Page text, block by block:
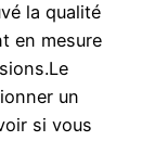
la qualité
en mesure
un
si vous